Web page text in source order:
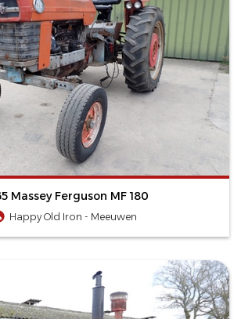
Massey Ferguson MF 180
Happy Old Iron - Meeuwen